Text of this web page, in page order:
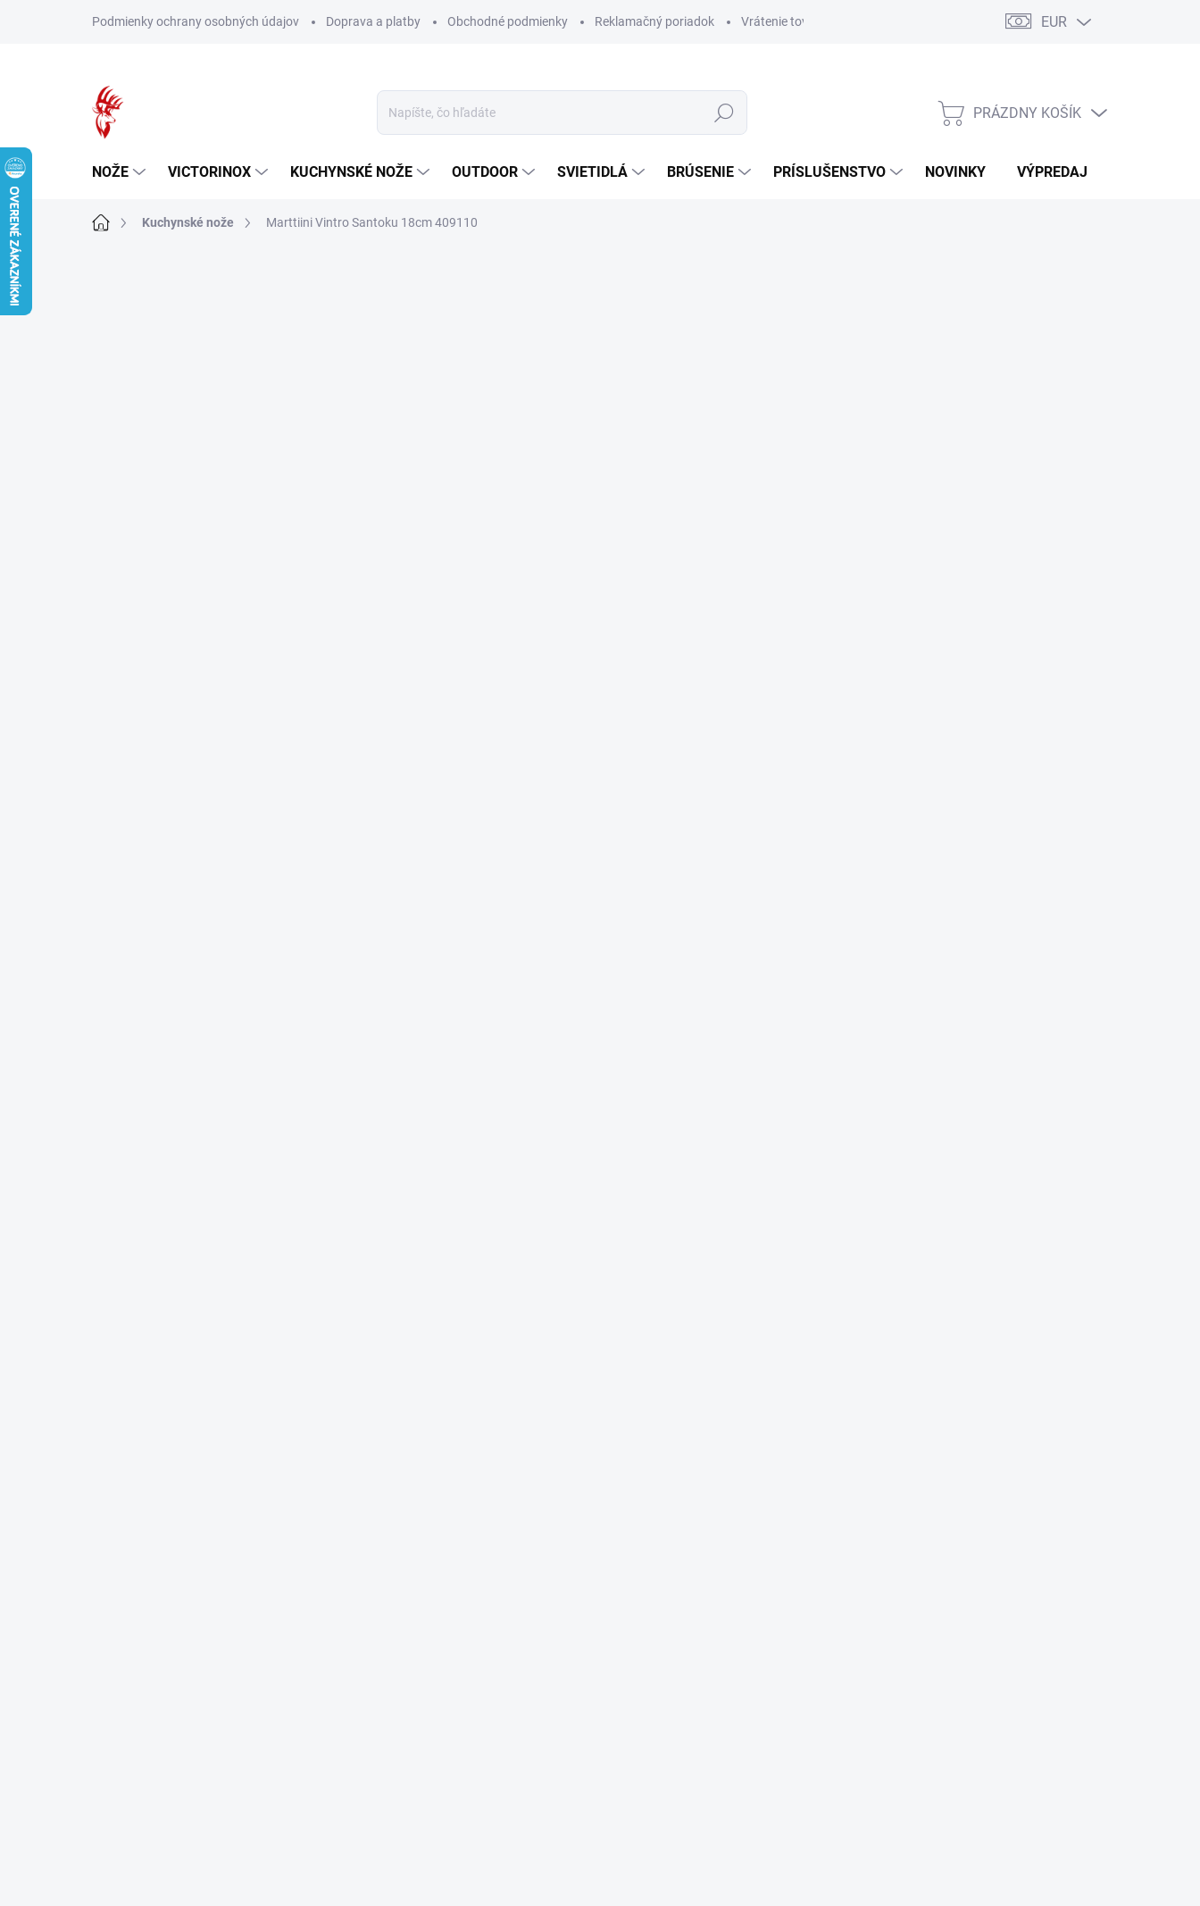
Podmienky ochrany osobných údajov Doprava a platby Obchodné podmienky Reklamačný poriadok Vrátenie tovaru EUR
Hľadať
NÁKUPNÝ
PRÁZDNY KOŠÍK
NOŽE VICTORINOX KUCHYNSKÉ NOŽE OUTDOOR SVIETIDLÁ BRÚSENIE PRÍSLUŠENSTVO NOVINKY VÝPREDAJ
DomovKuchynské nože Marttiini Vintro Santoku 18cm 409110